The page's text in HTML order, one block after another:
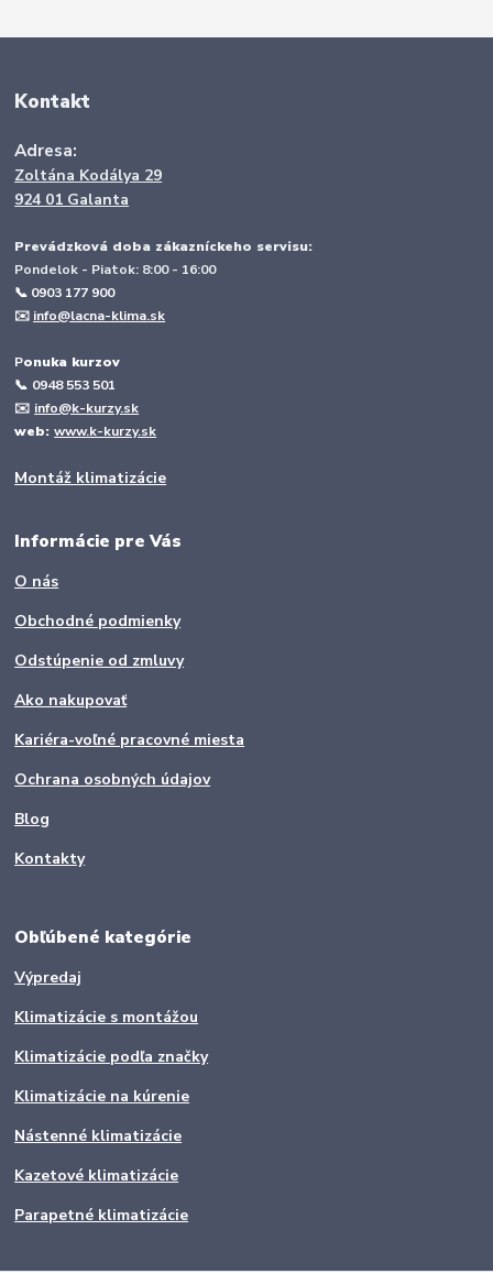
Kontakt
Adresa:
Zoltána Kodálya 29
924 01 Galanta
Prevádzková doba zákazníckeho servisu:
Pondelok - Piatok: 8:00 - 16:00
📞 0903 177 900
✉️ info@lacna-klima.sk
Ponuka kurzov
📞 0948 553 501
✉️ info@k-kurzy.sk
web:www.k-kurzy.sk
Montáž klimatizácie
Informácie pre Vás
O nás
Obchodné podmienky
Odstúpenie od zmluvy
Ako nakupovať
Kariéra-voľné pracovné miesta
Ochrana osobných údajov
Blog
Kontakty
Obľúbené kategórie
Výpredaj
Klimatizácie s montážou
Klimatizácie podľa značky
Klimatizácie na kúrenie
Nástenné klimatizácie
Kazetové klimatizácie
Parapetné klimatizácie